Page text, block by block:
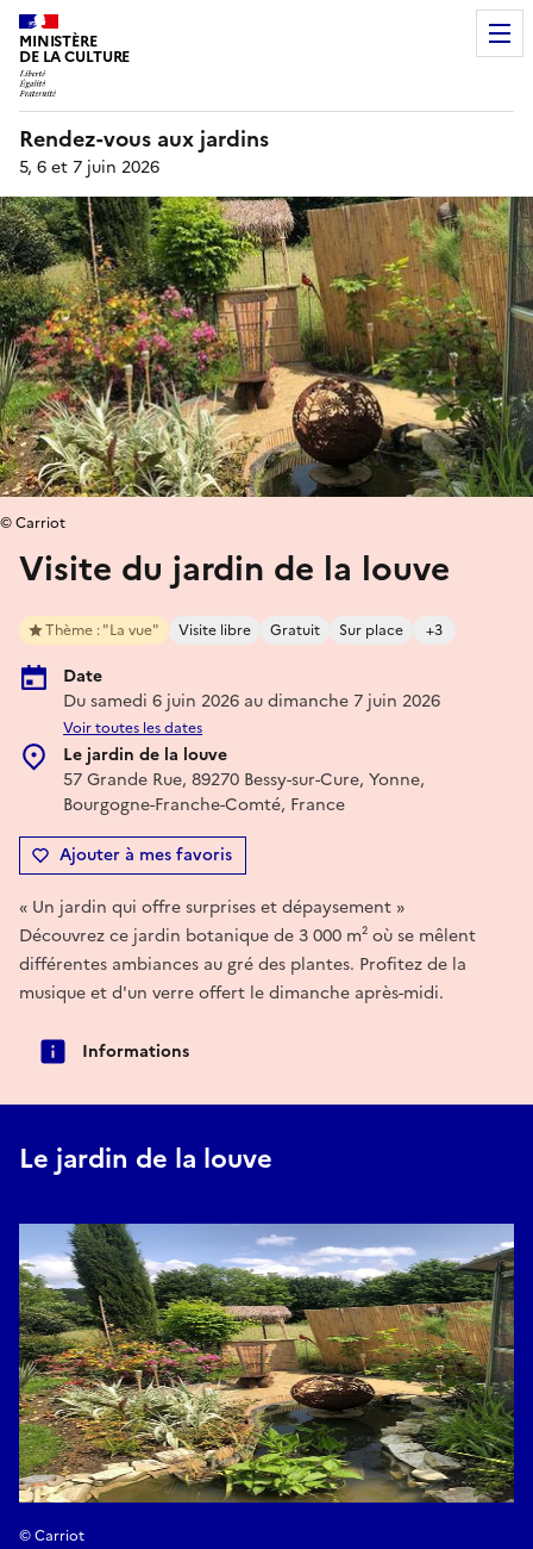
MINISTÈRE
DE LA CULTURE
Rendez-vous aux jardins
5, 6 et 7 juin 2026
Visite du jardin de la louve
Thème : "La vue" Visite libre Gratuit Sur place +3
Date
Du samedi 6 juin 2026 au dimanche 7 juin 2026
Voir toutes les dates
Le jardin de la louve
57 Grande Rue, 89270 Bessy-sur-Cure, Yonne,
Bourgogne-Franche-Comté, France
Ajouter à mes favoris
© Carriot
« Un jardin qui offre surprises et dépaysement »
Découvrez ce jardin botanique de 3 000 m² où se mêlent
différentes ambiances au gré des plantes. Profitez de la
musique et d'un verre offert le dimanche après-midi.
Informations
Le jardin de la louve
© Carriot